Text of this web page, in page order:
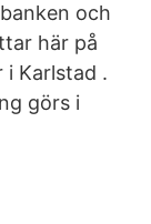
och
här på
Karlstad .
görs i